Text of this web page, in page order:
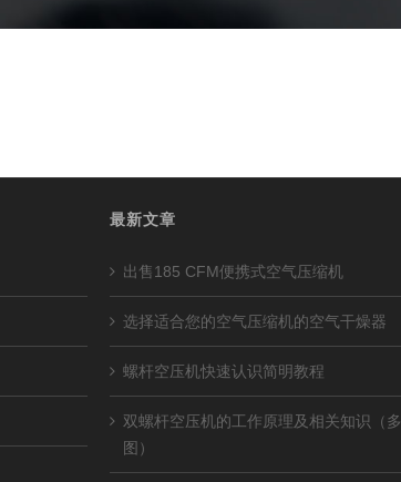
最新文章
出售185 CFM便携式空气压缩机
选择适合您的空气压缩机的空气干燥器
螺杆空压机快速认识简明教程
双螺杆空压机的工作原理及相关知识（多
图）